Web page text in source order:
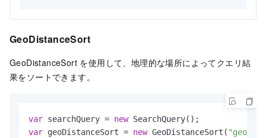
GeoDistanceSort
GeoDistanceSort を使用して、地理的な場所によってクエリ結
果をソートできます。
var searchQuery = new
var geoDistanceSort = new GeoDistanceSort( "geoCol"